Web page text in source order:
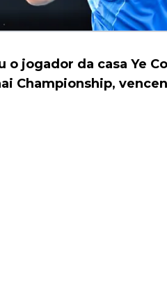
o jogador da casa Ye
Championship,